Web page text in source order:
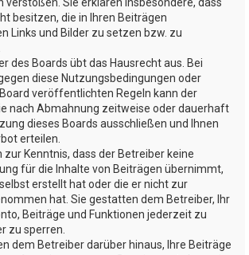
besitzen, die in Ihren Beiträgen
Links und Bilder zu setzen bzw. zu
des Boards übt das Hausrecht aus. Bei
diese Nutzungsbedingungen oder
veröffentlichten Regeln kann der
nach Abmahnung zeitweise oder dauerhaft
dieses Boards ausschließen und Ihnen
erteilen.
zur Kenntnis, dass der Betreiber keine
für die Inhalte von Beiträgen übernimmt,
erstellt hat oder die er nicht zur
hat. Sie gestatten dem Betreiber, Ihr
Beiträge und Funktionen jederzeit zu
zu sperren.
dem Betreiber darüber hinaus, Ihre Beiträge